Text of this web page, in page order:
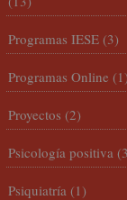
Programas IESE (3)
Programas Online (1)
Proyectos (2)
Psicología positiva
Psiquiatría (1)